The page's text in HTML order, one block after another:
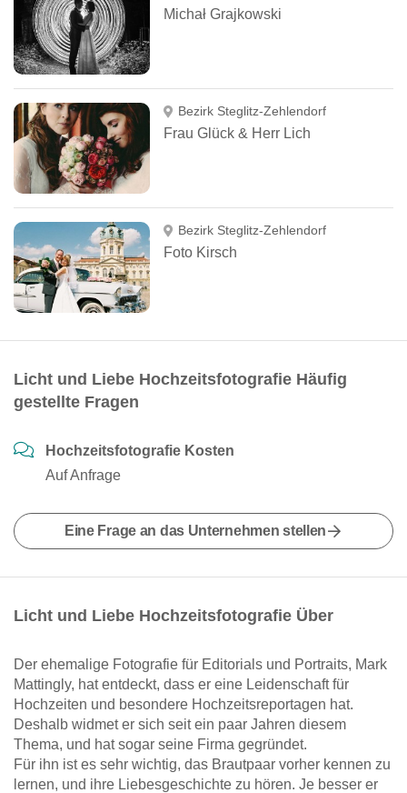
Michał Grajkowski
Bezirk Steglitz-Zehlendorf
Frau Glück & Herr Lich
Bezirk Steglitz-Zehlendorf
Foto Kirsch
Licht und Liebe Hochzeitsfotografie Häufig
gestellte Fragen
Hochzeitsfotografie Kosten
Auf Anfrage
Eine Frage an das Unternehmen stellen
Licht und Liebe Hochzeitsfotografie Über
Der ehemalige Fotografie für Editorials und Portraits, Mark
Mattingly, hat entdeckt, dass er eine Leidenschaft für
Hochzeiten und besondere Hochzeitsreportagen hat.
Deshalb widmet er sich seit ein paar Jahren diesem
Thema, und hat sogar seine Firma gegründet.
Für ihn ist es sehr wichtig, das Brautpaar vorher kennen zu
lernen, und ihre Liebesgeschichte zu hören. Je besser er